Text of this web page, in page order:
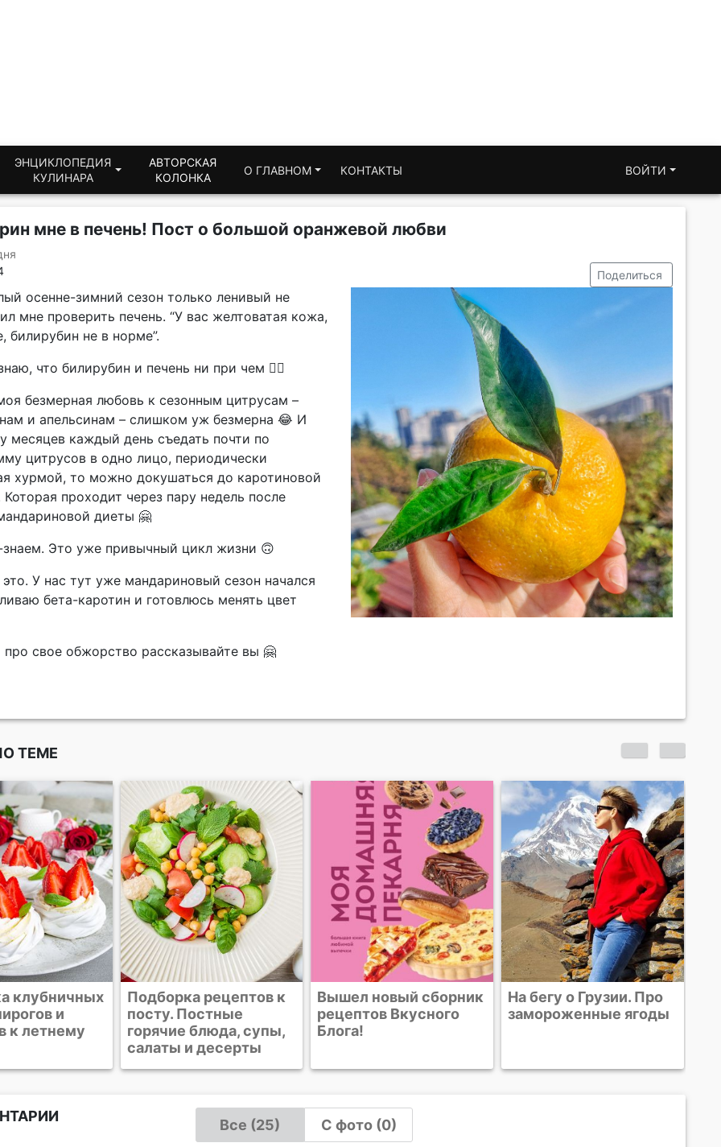
ЭНЦИКЛОПЕДИЯ
КУЛИНАРА
АВТОРСКАЯ
КОЛОНКА
О ГЛАВНОМ КОНТАКТЫ ВОЙТИ
мне в печень! Пост о большой оранжевой любви
Поделиться
осенне-зимний сезон только ленивый не
мне проверить печень. “У вас желтоватая кожа,
билирубин не в норме”.
что билирубин и печень ни при чем 🤷‍♀️
безмерная любовь к сезонным цитрусам –
и апельсинам – слишком уж безмерна 😂 И
месяцев каждый день съедать почти по
цитрусов в одно лицо, периодически
хурмой, то можно докушаться до каротиновой
проходит через пару недель после
диеты 🤗
Это уже привычный цикл жизни 🙃
У нас тут уже мандариновый сезон начался
бета-каротин и готовлюсь менять цвет
про свое обжорство рассказывайте вы 🤗
ТЕМЕ
клубничных
и
к летнему
Подборка рецептов к
посту. Постные
горячие блюда, супы,
салаты и десерты
Вышел новый сборник
рецептов Вкусного
Блога!
На бегу о Грузии. Про
замороженные ягоды
Все (25) С фото (0)